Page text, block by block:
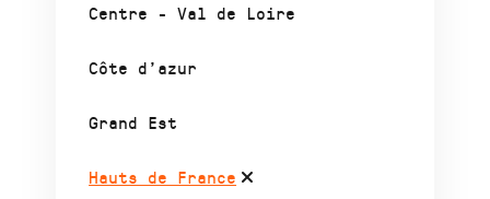
Centre - Val de Loire
Côte d’azur
Grand Est
Hauts de France